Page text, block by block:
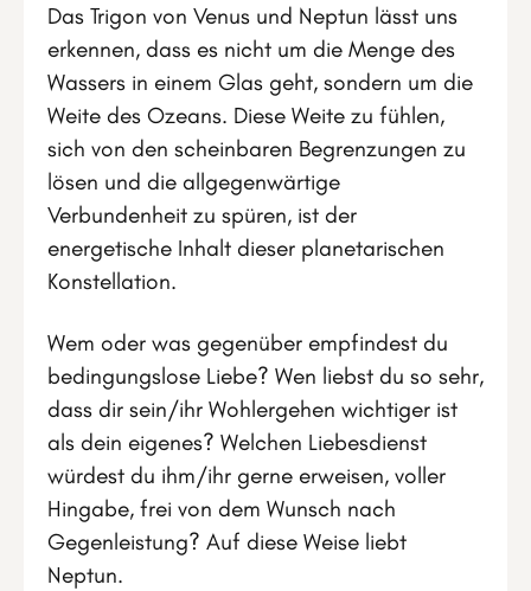
Das Trigon von Venus und Neptun lässt uns
erkennen, dass es nicht um die Menge des
Wassers in einem Glas geht, sondern um die
Weite des Ozeans. Diese Weite zu fühlen,
sich von den scheinbaren Begrenzungen zu
lösen und die allgegenwärtige
Verbundenheit zu spüren, ist der
energetische Inhalt dieser planetarischen
Konstellation.
Wem oder was gegenüber empfindest du
bedingungslose Liebe? Wen liebst du so sehr,
dass dir sein/ihr Wohlergehen wichtiger ist
als dein eigenes? Welchen Liebesdienst
würdest du ihm/ihr gerne erweisen, voller
Hingabe, frei von dem Wunsch nach
Gegenleistung? Auf diese Weise liebt
Neptun.